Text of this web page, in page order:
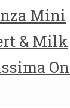
Mini
& Milk